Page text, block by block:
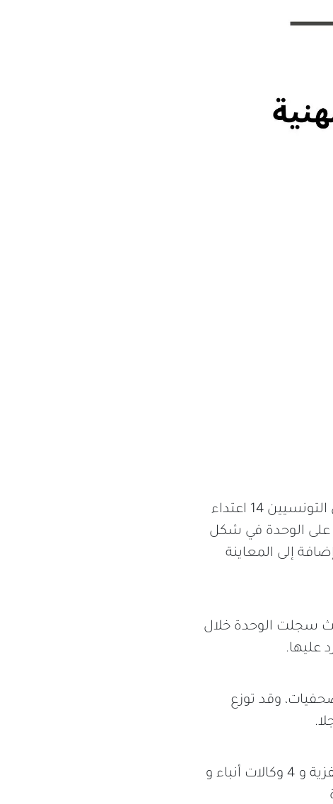
سجّلت وحدة الرصد بمركز السلامة المهنية بالنقابة الوطنية للصحفيين التونسيين 14 اعتداء
وقد وردت الإشعارات على الوحدة في شكل
إلى المعاينة
سجلت الوحدة خلال
ومصوّرات صحفيات، وقد توزع
يعمل الصحفيون الضحايا في 18 مؤسسة إعلامية من بينها 9 قنوات تلفزية و 4 وكالات أنباء و